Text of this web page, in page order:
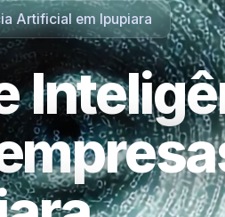
Artificial em Ipupiara